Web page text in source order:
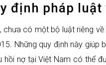
định pháp
chưa có một bộ luật riêng
Những quy định này
hồi nợ tại Việt Nam có thể